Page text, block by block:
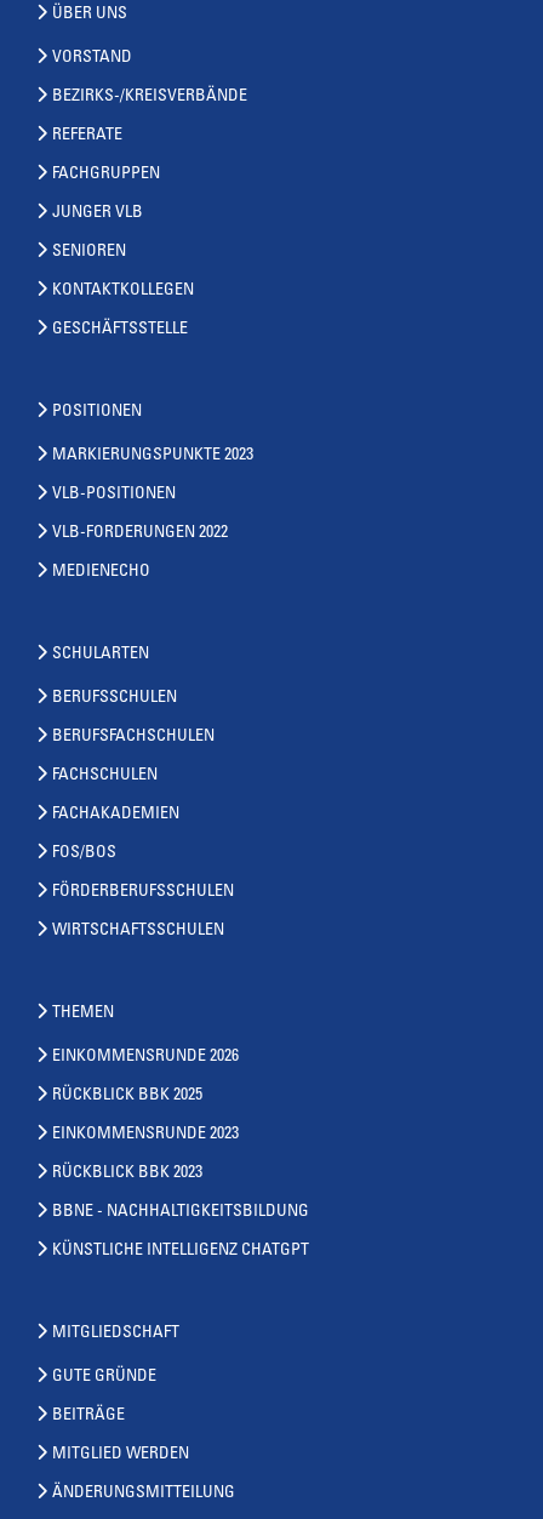
ÜBER UNS
VORSTAND
BEZIRKS-/KREISVERBÄNDE
REFERATE
FACHGRUPPEN
JUNGER VLB
SENIOREN
KONTAKTKOLLEGEN
GESCHÄFTSSTELLE
POSITIONEN
MARKIERUNGSPUNKTE 2023
VLB-POSITIONEN
VLB-FORDERUNGEN 2022
MEDIENECHO
SCHULARTEN
BERUFSSCHULEN
BERUFSFACHSCHULEN
FACHSCHULEN
FACHAKADEMIEN
FOS/BOS
FÖRDERBERUFSSCHULEN
WIRTSCHAFTSSCHULEN
THEMEN
EINKOMMENSRUNDE 2026
RÜCKBLICK BBK 2025
EINKOMMENSRUNDE 2023
RÜCKBLICK BBK 2023
BBNE - NACHHALTIGKEITSBILDUNG
KÜNSTLICHE INTELLIGENZ CHATGPT
MITGLIEDSCHAFT
GUTE GRÜNDE
BEITRÄGE
MITGLIED WERDEN
ÄNDERUNGSMITTEILUNG